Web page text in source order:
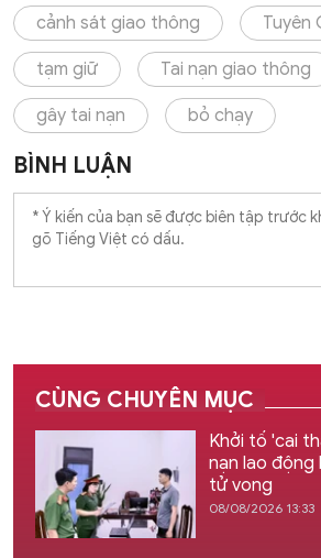
cảnh sát giao thông Tuyên
tạm giữ Tai nạn giao thông
gây tai nạn bỏ chạy
BÌNH LUẬN
CÙNG CHUYÊN MỤC
Khởi tố 'cai
nạn lao động
tử vong
08/08/2026 13:33